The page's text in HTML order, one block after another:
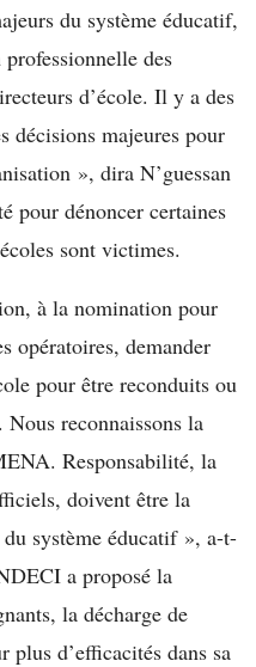
du système éducatif,
des
d’école. Il y a des
décisions majeures pour
», dira N’guessan
pour dénoncer certaines
sont victimes.
à la nomination pour
opératoires, demander
pour être reconduits ou
reconnaissons la
Responsabilité, la
doivent être la
système éducatif », a-t-
a proposé la
la décharge de
plus d’efficacités dans sa